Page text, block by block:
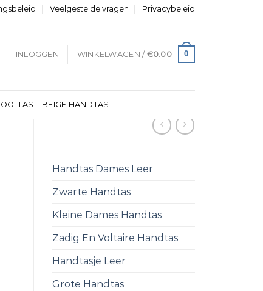
Veelgestelde vragen Privacybeleid
INLOGGEN WINKELWAGEN / €0.00 0
BEIGE HANDTAS
Handtas Dames Leer
Zwarte Handtas
Kleine Dames Handtas
Zadig En Voltaire Handtas
Handtasje Leer
Grote Handtas